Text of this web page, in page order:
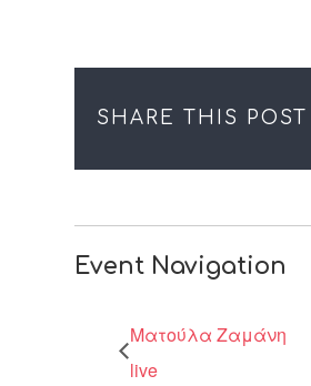
SHARE THIS POST
Event Navigation
Ματούλα Ζαμάνη
live